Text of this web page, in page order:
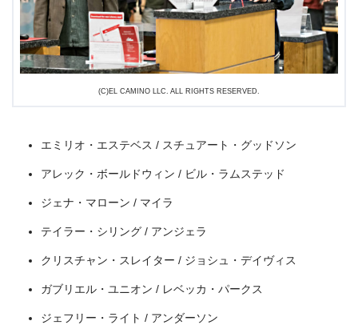
出典: U-NEXT
(C)EL CAMINO LLC. ALL RIGHTS RESERVED.
エミリオ・エステベス / スチュアート・グッドソン
アレック・ボールドウィン / ビル・ラムステッド
ジェナ・マローン / マイラ
テイラー・シリング / アンジェラ
クリスチャン・スレイター / ジョシュ・デイヴィス
ガブリエル・ユニオン / レベッカ・パークス
ジェフリー・ライト / アンダーソン